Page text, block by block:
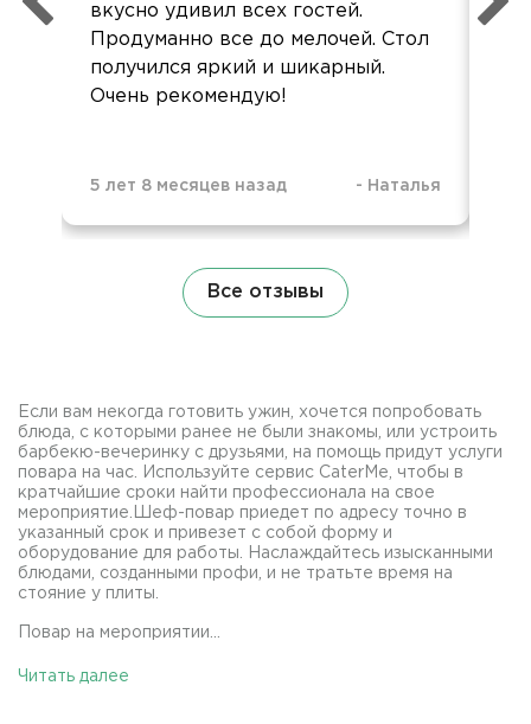
вкусно удивил всех гостей.
Продуманно все до мелочей. Стол
получился яркий и шикарный.
Очень рекомендую!
5 лет 8 месяцев назад - Наталья
Все отзывы
Если вам некогда готовить ужин, хочется попробовать
блюда, с которыми ранее не были знакомы, или устроить
барбекю-вечеринку с друзьями, на помощь придут услуги
повара на час. Используйте сервис CaterMe, чтобы в
кратчайшие сроки найти профессионала на свое
мероприятие.Шеф-повар приедет по адресу точно в
указанный срок и привезет с собой форму и
оборудование для работы. Наслаждайтесь изысканными
блюдами, созданными профи, и не тратьте время на
стояние у плиты.
Повар на мероприятии...
Читать далее